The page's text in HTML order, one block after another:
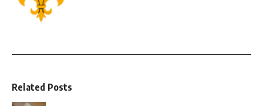
Related Posts